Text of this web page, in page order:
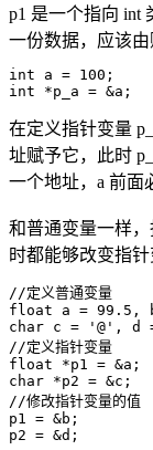
p1 是一个指向 int
一份数据，应该由
int a = 100;
int *p_a = &a;
在定义指针变量
址赋予它，此时
一个地址，a 前面
和普通变量一样
时都能够改变指
//定义普通变量
float a = 99.5,
char c = '@', d
//定义指针变量
float *p1 = &a;
char *p2 = &c;
//修改指针变量的值
p1 = &b;
p2 = &d;